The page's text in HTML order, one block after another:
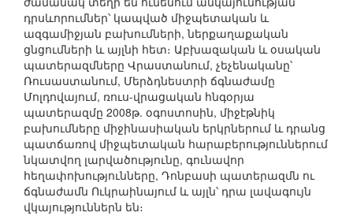
դրսևորումներ՝ կապված միջպետական և
ազգամիջյան բախումների, ներքաղաքական
ցնցումների և այլնի հետ։ Աբխազական և օսական
պատերազմները Վրաստանում, չեչենականը՝
Ռուսաստանում, Մերձդնեստրի ճգնաժամը
Մոլդովայում, ռուս-վրացական հնգօրյա
պատերազմը 2008թ. օգոստոսին, միջէթնիկ
բախումները միջինասիական երկրներում և դրանց
պատճառով միջպետական հարաբերություններում
նկատվող լարվածությունը, գունավոր
հեղափոխությունները, Դոնբասի պատերազմն ու
ճգնաժամն Ուկրաինայում և այլն՝ դրա լավագույն
վկայություններն են։